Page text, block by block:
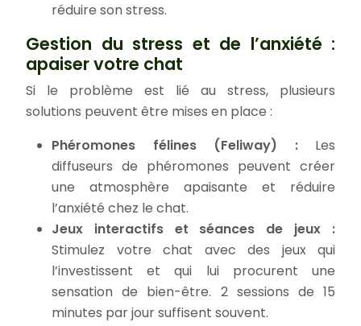
réduire son stress.
Gestion du stress et de l’anxiété :
apaiser votre chat
Si le problème est lié au stress, plusieurs
solutions peuvent être mises en place :
Phéromones félines (Feliway) : Les
diffuseurs de phéromones peuvent créer
une atmosphère apaisante et réduire
l’anxiété chez le chat.
Jeux interactifs et séances de jeux :
Stimulez votre chat avec des jeux qui
l’investissent et qui lui procurent une
sensation de bien-être. 2 sessions de 15
minutes par jour suffisent souvent.